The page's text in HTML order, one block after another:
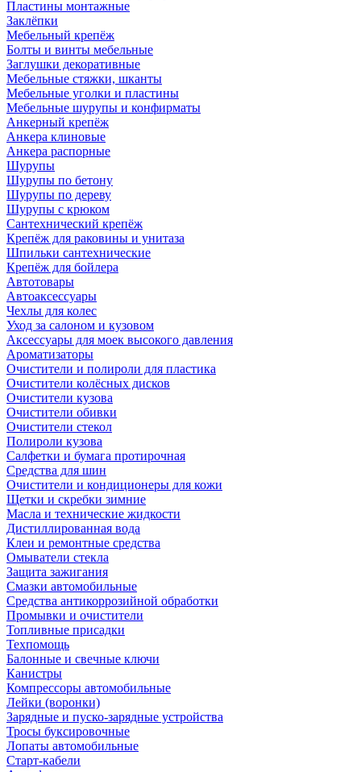
Пластины монтажные
Заклёпки
Мебельный крепёж
Болты и винты мебельные
Заглушки декоративные
Мебельные стяжки, шканты
Мебельные уголки и пластины
Мебельные шурупы и конфирматы
Анкерный крепёж
Анкера клиновые
Анкера распорные
Шурупы
Шурупы по бетону
Шурупы по дереву
Шурупы с крюком
Сантехнический крепёж
Крепёж для раковины и унитаза
Шпильки сантехнические
Крепёж для бойлера
Автотовары
Автоаксессуары
Чехлы для колес
Уход за салоном и кузовом
Аксессуары для моек высокого давления
Ароматизаторы
Очистители и полироли для пластика
Очистители колёсных дисков
Очистители кузова
Очистители обивки
Очистители стекол
Полироли кузова
Салфетки и бумага протирочная
Средства для шин
Очистители и кондиционеры для кожи
Щетки и скребки зимние
Масла и технические жидкости
Дистиллированная вода
Клеи и ремонтные средства
Омыватели стекла
Защита зажигания
Смазки автомобильные
Средства антикоррозийной обработки
Промывки и очистители
Топливные присадки
Техпомощь
Балонные и свечные ключи
Канистры
Компрессоры автомобильные
Лейки (воронки)
Зарядные и пуско-зарядные устройства
Тросы буксировочные
Лопаты автомобильные
Старт-кабели